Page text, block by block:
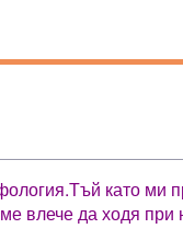
като ми
влече да ходя при